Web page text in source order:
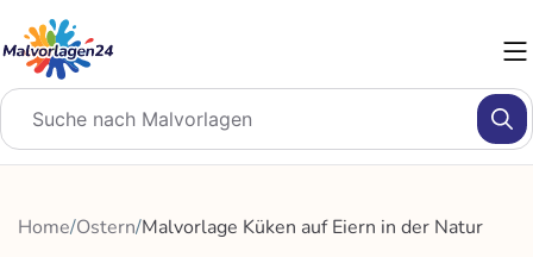
Inhalt
springen
Home/Ostern/Malvorlage Küken auf Eiern in der Natur